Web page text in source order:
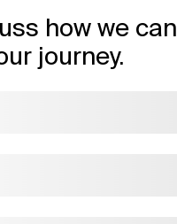
how we can
journey.